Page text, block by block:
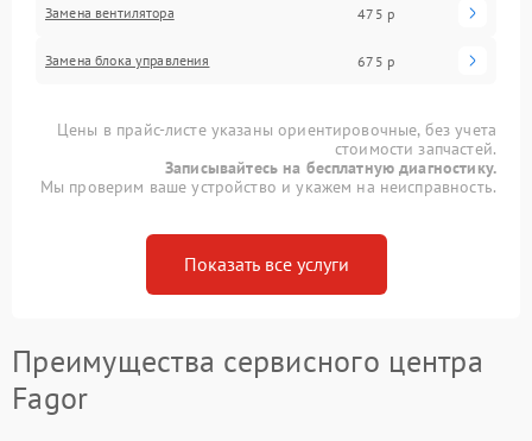
Замена вентилятора 475 р
Замена блока управления 675 р
Цены в прайс-листе указаны ориентировочные, без учета
стоимости запчастей.
Записывайтесь на бесплатную диагностику.
Мы проверим ваше устройство и укажем на неисправность.
Показать все услуги
Преимущества сервисного центра
Fagor